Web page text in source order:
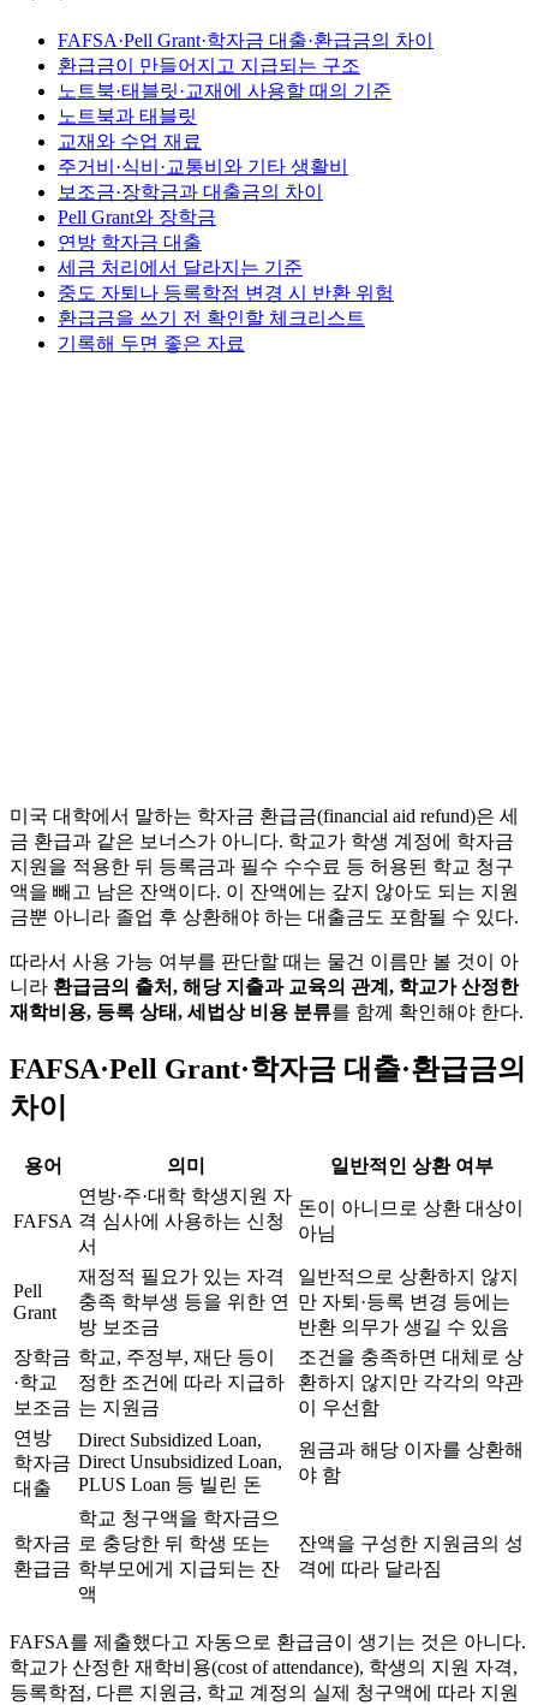
FAFSA·Pell Grant·학자금 대출·환급금의 차이
환급금이 만들어지고 지급되는 구조
노트북·태블릿·교재에 사용할 때의 기준
노트북과 태블릿
교재와 수업 재료
주거비·식비·교통비와 기타 생활비
보조금·장학금과 대출금의 차이
Pell Grant와 장학금
연방 학자금 대출
세금 처리에서 달라지는 기준
중도 자퇴나 등록학점 변경 시 반환 위험
환급금을 쓰기 전 확인할 체크리스트
기록해 두면 좋은 자료
미국 대학에서 말하는 학자금 환급금(financial aid refund)은 세
금 환급과 같은 보너스가 아니다. 학교가 학생 계정에 학자금
지원을 적용한 뒤 등록금과 필수 수수료 등 허용된 학교 청구
액을 빼고 남은 잔액이다. 이 잔액에는 갚지 않아도 되는 지원
금뿐 아니라 졸업 후 상환해야 하는 대출금도 포함될 수 있다.
따라서 사용 가능 여부를 판단할 때는 물건 이름만 볼 것이 아
니라 환급금의 출처, 해당 지출과 교육의 관계, 학교가 산정한
재학비용, 등록 상태, 세법상 비용 분류를 함께 확인해야 한다.
FAFSA·Pell Grant·학자금 대출·환급금의
차이
용어 의미 일반적인 상환 여부
FAFSA
연방·주·대학 학생지원 자
격 심사에 사용하는 신청
서
돈이 아니므로 상환 대상이
아님
Pell
Grant
재정적 필요가 있는 자격
충족 학부생 등을 위한 연
방 보조금
일반적으로 상환하지 않지
만 자퇴·등록 변경 등에는
반환 의무가 생길 수 있음
장학금
·학교
보조금
학교, 주정부, 재단 등이
정한 조건에 따라 지급하
는 지원금
조건을 충족하면 대체로 상
환하지 않지만 각각의 약관
이 우선함
연방
학자금
대출
Direct Subsidized Loan,
Direct Unsubsidized Loan,
PLUS Loan 등 빌린 돈
원금과 해당 이자를 상환해
야 함
학자금
환급금
학교 청구액을 학자금으
로 충당한 뒤 학생 또는
학부모에게 지급되는 잔
액
잔액을 구성한 지원금의 성
격에 따라 달라짐
FAFSA를 제출했다고 자동으로 환급금이 생기는 것은 아니다.
학교가 산정한 재학비용(cost of attendance), 학생의 지원 자격,
등록학점, 다른 지원금, 학교 계정의 실제 청구액에 따라 지원